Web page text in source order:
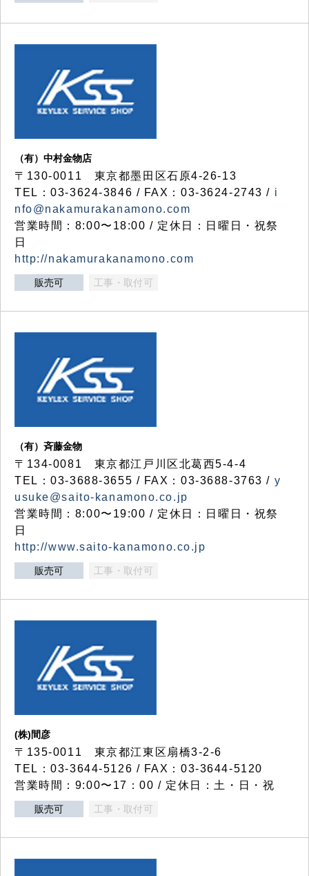
（有）中村金物店
〒130-0011 東京都墨田区石原4-26-13
TEL：03-3624-3846 / FAX：03-3624-2743 / i
nfo@nakamurakanamono.com
営業時間：8:00〜18:00 / 定休日：日曜日・祝祭
日
http://nakamurakanamono.com
販売可 工事・取付可
（有）斉藤金物
〒134-0081 東京都江戸川区北葛西5-4-4
TEL：03-3688-3655 / FAX：03-3688-3763 / y
usuke@saito-kanamono.co.jp
営業時間：8:00〜19:00 / 定休日：日曜日・祝祭
日
http://www.saito-kanamono.co.jp
販売可 工事・取付可
(株)間彦
〒135-0011 東京都江東区扇橋3-2-6
TEL：03-3644-5126 / FAX：03-3644-5120
営業時間：9:00〜17：00 / 定休日：土・日・祝
販売可 工事・取付可